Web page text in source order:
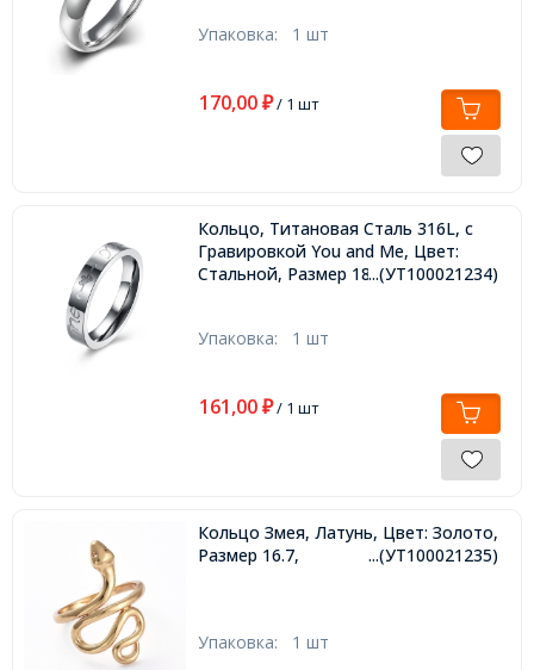
Упаковка: 1 шт
170,00 ₽/ 1 шт
Кольцо, Титановая Сталь 316L, с
Гравировкой You and Me, Цвет:
Стальной, Размер 18.1,...(УТ100021234)
Упаковка: 1 шт
161,00 ₽/ 1 шт
Кольцо Змея, Латунь, Цвет: Золото,
Размер 16.7,
...(УТ100021235)
Упаковка: 1 шт